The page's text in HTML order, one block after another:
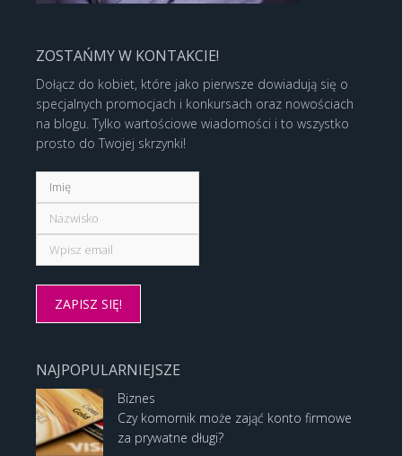
ZOSTAŃMY W KONTAKCIE!
Dołącz do kobiet, które jako pierwsze dowiadują się o
specjalnych promocjach i konkursach oraz nowościach
na blogu. Tylko wartościowe wiadomości i to wszystko
prosto do Twojej skrzynki!
NAJPOPULARNIEJSZE
Biznes
Czy komornik może zająć konto firmowe
za prywatne długi?